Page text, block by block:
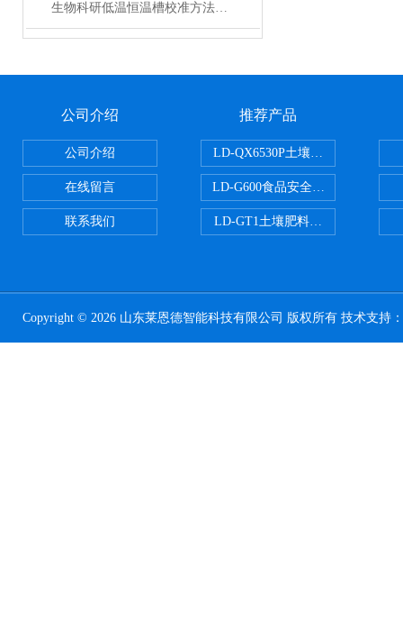
生物科研低温恒温槽校准方法及校准周期解析
公司介绍
公司介绍
在线留言
联系我们
推荐产品
LD-QX6530P土壤氧化还原电位检
LD-G600食品安全检测仪
LD-GT1土壤肥料养分检测仪
Copyright © 2026 山东莱恩德智能科技有限公司 版权所有 技术支持：